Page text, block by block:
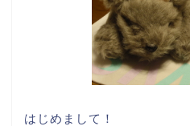
はじめまして！